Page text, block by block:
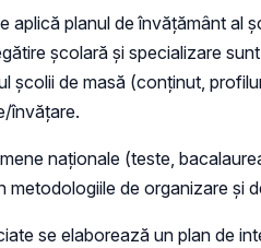
planul de învăţământ
şcolară şi specializare
şcolii de masă (conţinut,
învăţare.
naţionale (teste,
de organizare şi
se elaborează un plan de